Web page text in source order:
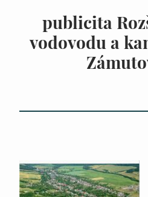
publicita
vodovodu a